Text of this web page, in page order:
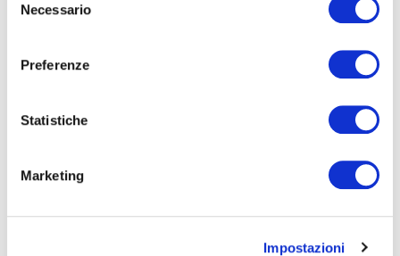
delNecessario
Preferenze
Statistiche
Marketing
Impostazioni